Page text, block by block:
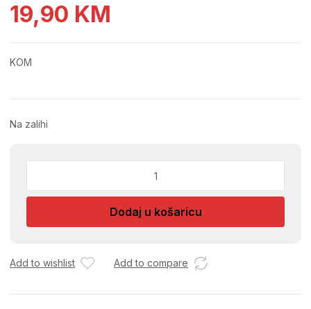
19,90 KM
KOM
Na zalihi
LIST
količina
Dodaj u košaricu
Add to wishlist Add to compare